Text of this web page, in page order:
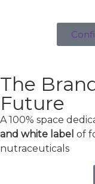
The
Future
A 100% space
and white label of
nutraceuticals